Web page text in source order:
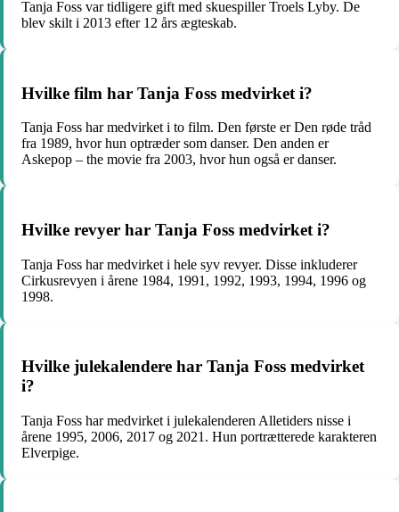
Tanja Foss var tidligere gift med skuespiller Troels Lyby. De
blev skilt i 2013 efter 12 års ægteskab.
Hvilke film har Tanja Foss medvirket i?
Tanja Foss har medvirket i to film. Den første er Den røde tråd
fra 1989, hvor hun optræder som danser. Den anden er
Askepop – the movie fra 2003, hvor hun også er danser.
Hvilke revyer har Tanja Foss medvirket i?
Tanja Foss har medvirket i hele syv revyer. Disse inkluderer
Cirkusrevyen i årene 1984, 1991, 1992, 1993, 1994, 1996 og
1998.
Hvilke julekalendere har Tanja Foss medvirket
i?
Tanja Foss har medvirket i julekalenderen Alletiders nisse i
årene 1995, 2006, 2017 og 2021. Hun portrætterede karakteren
Elverpige.